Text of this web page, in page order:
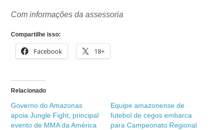
Com informações da assessoria
Compartilhe isso:
Facebook 18+
Relacionado
Governo do Amazonas
apoia Jungle Fight, principal
evento de MMA da América
Equipe amazonense de
futebol de cegos embarca
para Campeonato Regional